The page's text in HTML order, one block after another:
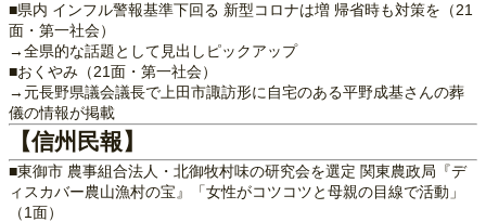
■県内 インフル警報基準下回る 新型コロナは増 帰省時も対策を（21
面・第一社会）
→全県的な話題として見出しピックアップ
■おくやみ（21面・第一社会）
→元長野県議会議長で上田市諏訪形に自宅のある平野成基さんの葬
儀の情報が掲載
【信州民報】
■東御市 農事組合法人・北御牧村味の研究会を選定 関東農政局『デ
ィスカバー農山漁村の宝』「女性がコツコツと母親の目線で活動」
（1面）